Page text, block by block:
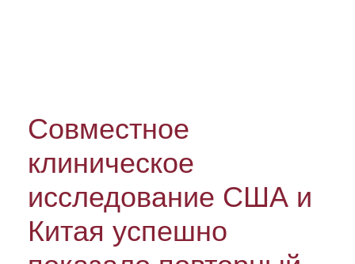
Совместное
клиническое
исследование США и
Китая успешно